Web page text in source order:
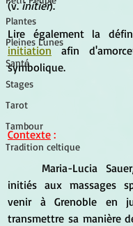
Plantes
Pleines Lunes
Santé
Stages
Tarot
Tambour
Tradition celtique
(v. initier).
initiation afin
symbolique.
Contexte :
initiés aux massages
venir à Grenoble en
transmettre sa manière